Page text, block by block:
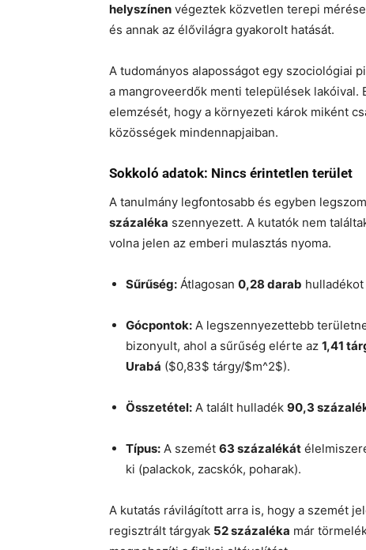
helyszínen végeztek közvetlen terepi
és annak az élővilágra gyakorolt hatását.
A tudományos alaposságot egy szociológiai
a mangroveerdők menti települések
elemzését, hogy a környezeti károk miként
közösségek mindennapjaiban.
Sokkoló adatok: Nincs érintetlen terület
A tanulmány legfontosabb és egyben
százaléka szennyezett. A kutatók nem
volna jelen az emberi mulasztás nyoma.
Sűrűség: Átlagosan 0,28 darab
Gócpontok: A legszennyezettebb
bizonyult, ahol a sűrűség elérte az 1,41
Urabá ($0,83$ tárgy/$m^2$).
Összetétel: A talált hulladék 90,3
Típus: A szemét 63 százalékát
ki (palackok, zacskók, poharak).
A kutatás rávilágított arra is, hogy a szemét
regisztrált tárgyak 52 százaléka már